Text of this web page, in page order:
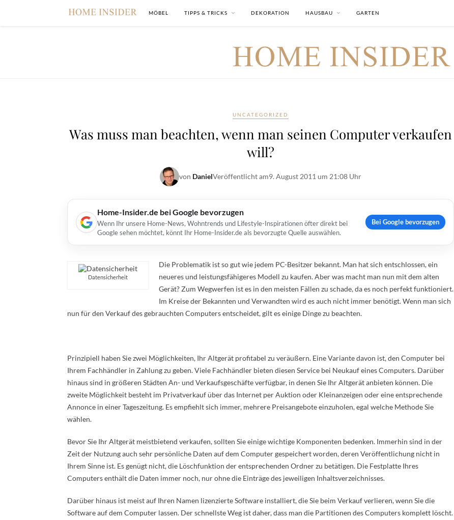
MÖBEL TIPPS & TRICKS DEKORATION HAUSBAU GARTEN
UNCATEGORIZED
Was muss man beachten, wenn man seinen Computer verkaufen
will?
von DanielVeröffentlicht am9. August 2011 um 21:08 Uhr
Home-Insider.de bei Google bevorzugen
Wenn Ihr unsere Home-News, Wohntrends und Lifestyle-Inspirationen öfter direkt bei
Google sehen möchtet, könnt Ihr Home-Insider.de als bevorzugte Quelle auswählen.
Bei Google bevorzugen
Datensicherheit
Die Problematik ist so gut wie jedem PC-Besitzer bekannt. Man hat sich entschlossen, ein
neueres und leistungsfähigeres Modell zu kaufen. Aber was macht man nun mit dem alten
Gerät? Zum Wegwerfen ist es in den meisten Fällen zu schade, da es noch perfekt funktioniert.
Im Kreise der Bekannten und Verwandten wird es auch nicht immer benötigt. Wenn man sich
nun für den Verkauf des gebrauchten Computers entscheidet, gilt es einige Dinge zu beachten.
Prinzipiell haben Sie zwei Möglichkeiten, Ihr Altgerät profitabel zu veräußern. Eine Variante davon ist, den Computer bei
Ihrem Fachhändler in Zahlung zu geben. Viele Fachhändler bieten diesen Service bei Neukauf eines Computers. Darüber
hinaus sind in größeren Städten An- und Verkaufsgeschäfte verfügbar, in denen Sie Ihr Altgerät anbieten können. Die
zweite Möglichkeit besteht im Privatverkauf über das Internet per Auktion oder Kleinanzeigen oder eine entsprechende
Annonce in einer Tageszeitung. Es empfiehlt sich immer, mehrere Preisangebote einzuholen, egal welche Methode Sie
wählen.
Bevor Sie Ihr Altgerät meistbietend verkaufen, sollten Sie einige wichtige Komponenten bedenken. Immerhin sind in der
Zeit der Nutzung auch sehr persönliche Daten auf dem Computer gespeichert worden, deren Veröffentlichung nicht in
Ihrem Sinne ist. Es genügt nicht, die Löschfunktion der entsprechenden Ordner zu betätigen. Die Festplatte Ihres
Computers enthält die Daten immer noch, nur ohne die Einträge des jeweiligen Inhaltsverzeichnisses.
Darüber hinaus ist meist auf Ihren Namen lizenzierte Software installiert, die Sie beim Verkauf verlieren, wenn Sie die
Software auf dem Computer lassen. Der schnellste Weg ist daher, dass man die Partitionen des Computers komplett löscht.